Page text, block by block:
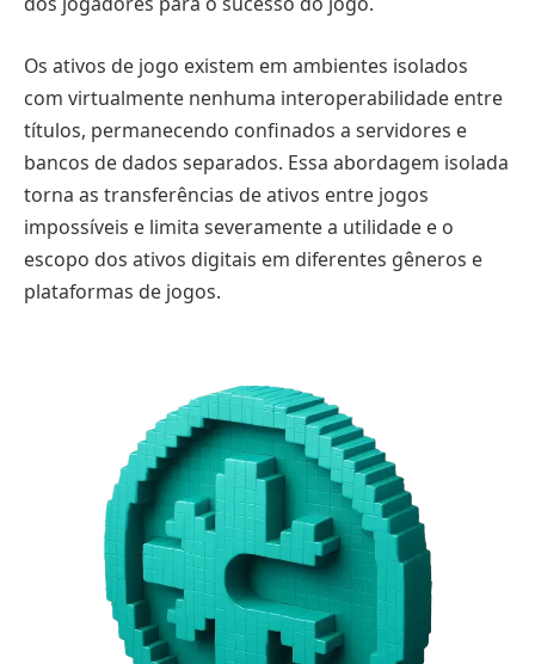
Os ativos de jogo existem em ambientes isolados
com virtualmente nenhuma interoperabilidade entre
títulos, permanecendo confinados a servidores e
bancos de dados separados. Essa abordagem isolada
torna as transferências de ativos entre jogos
impossíveis e limita severamente a utilidade e o
escopo dos ativos digitais em diferentes gêneros e
plataformas de jogos.